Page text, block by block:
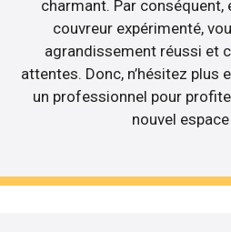
charmant. Par conséquent,
couvreur expérimenté,
agrandissement réussi et
attentes. Donc, n’hésitez
un professionnel pour
nouvel